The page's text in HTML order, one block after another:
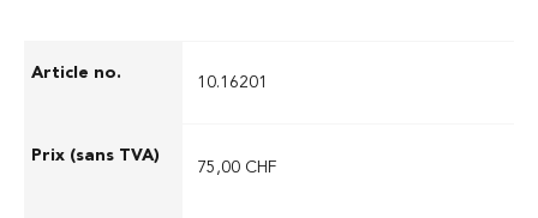
10.16201
75,00 CHF